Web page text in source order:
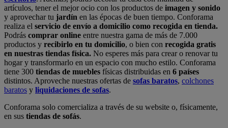
artículos, tener el mejor ocio con los productos de imagen y sonido
y aprovechar tu jardín en las épocas de buen tiempo. Conforama
realiza el servicio de envío a domicilio como recogida en tienda.
Podrás comprar online entre nuestra gama de más de 7.000
productos y recibirlo en tu domicilio, o bien con recogida gratis
en nuestras tiendas física. No esperes más para crear o renovar tu
hogar y transformarlo en un espacio con mucho estilo. Conforama
tiene 300 tiendas de muebles físicas distribuidas en 6 países
distintos. Aproveche nuestras ofertas de sofas baratos, colchones
baratos y liquidaciones de sofas.
Conforama solo comercializa a través de su website o, físicamente,
en sus tiendas de sofás.